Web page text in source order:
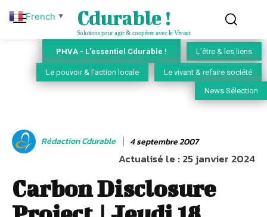
Cdurable !
Solutions pour agir & coopérer avec le Vivant
PHVA - L'essentiel Cdurable ! L'être & les liens
Le pouvoir & l'action locale Le vivant & refaire société
News Sélection
Rédaction Cdurable 4 septembre 2007
Actualisé le :25 janvier 2024
Carbon Disclosure
French ▼